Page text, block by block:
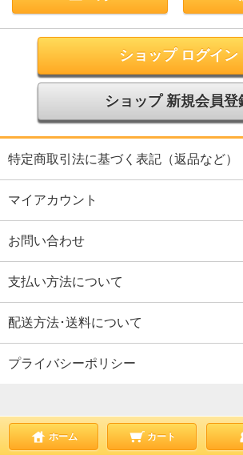
ショップ ログイン
ショップ 新規会員登
特定商取引法に基づく表記（返品など）
マイアカウント
お問い合わせ
支払い方法について
配送方法･送料について
プライバシーポリシー
ホーム カート